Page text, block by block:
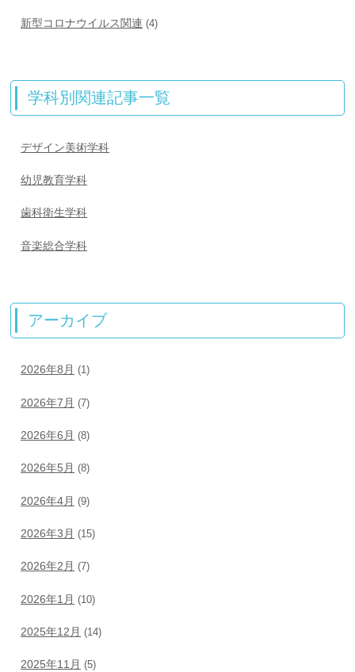
新型コロナウイルス関連 (4)
学科別関連記事一覧
デザイン美術学科
幼児教育学科
歯科衛生学科
音楽総合学科
アーカイブ
2026年8月 (1)
2026年7月 (7)
2026年6月 (8)
2026年5月 (8)
2026年4月 (9)
2026年3月 (15)
2026年2月 (7)
2026年1月 (10)
2025年12月 (14)
2025年11月 (5)